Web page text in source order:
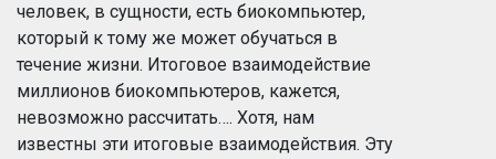
человек, в сущности, есть биокомпьютер,
который к тому же может обучаться в
течение жизни. Итоговое взаимодействие
миллионов биокомпьютеров, кажется,
невозможно рассчитать…. Хотя, нам
известны эти итоговые взаимодействия. Эту